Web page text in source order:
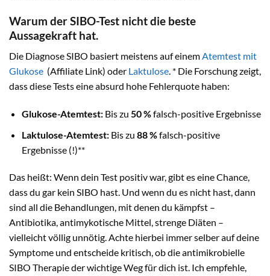
Warum der SIBO-Test nicht die beste
Aussagekraft hat.
Die Diagnose SIBO basiert meistens auf einemAtemtest mit
Glukose (Affiliate Link) oder Laktulose. * Die Forschung zeigt,
dass diese Tests eine absurd hohe Fehlerquote haben:
Glukose-Atemtest:Bis zu 50 %falsch-positive Ergebnisse
Laktulose-Atemtest:Bis zu 88 %falsch-positive
Ergebnisse (!)**
Das heißt: Wenn dein Test positiv war, gibt es eine Chance,
dass du gar kein SIBO hast. Und wenn du es nicht hast, dann
sind all die Behandlungen, mit denen du kämpfst –
Antibiotika, antimykotische Mittel, strenge Diäten –
vielleicht völlig unnötig. Achte hierbei immer selber auf deine
Symptome und entscheide kritisch, ob die antimikrobielle
SIBO Therapie der wichtige Weg für dich ist. Ich empfehle,